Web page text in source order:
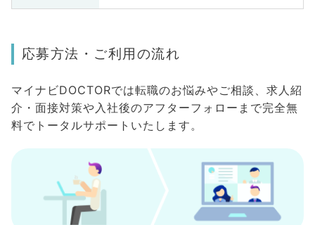
応募方法・ご利用の流れ
マイナビDOCTORでは転職のお悩みやご相談、求人紹
介・面接対策や入社後のアフターフォローまで完全無
料でトータルサポートいたします。